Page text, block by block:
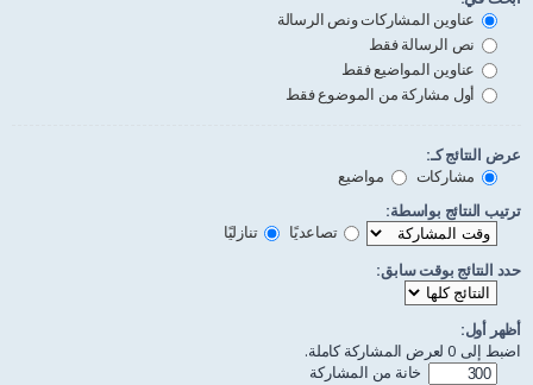
عناوين المشاركات ونص الرسالة
نص الرسالة فقط
عناوين المواضيع فقط
أول مشاركة من الموضوع فقط
عرض النتائج كـ:
مشاركات
مواضيع
ترتيب النتائج بواسطة:
تصاعديًا
تنازليًا
حدد النتائج بوقت سابق:
أظهر أول:
اضبط إلى 0 لعرض المشاركة كاملة.
خانة من المشاركة